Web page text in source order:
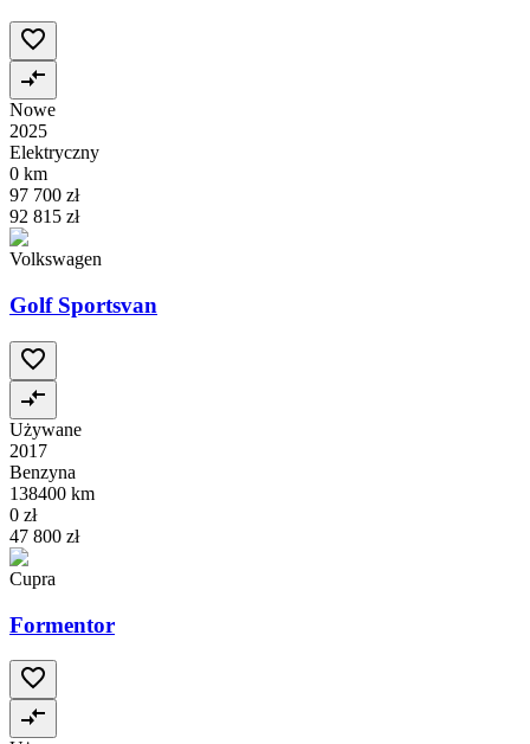
Nowe
2025
Elektryczny
0 km
97 700 zł
92 815 zł
Volkswagen
Golf Sportsvan
Używane
2017
Benzyna
138400 km
0 zł
47 800 zł
Cupra
Formentor